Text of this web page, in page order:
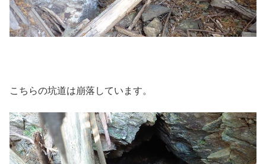
こちらの坑道は崩落しています。